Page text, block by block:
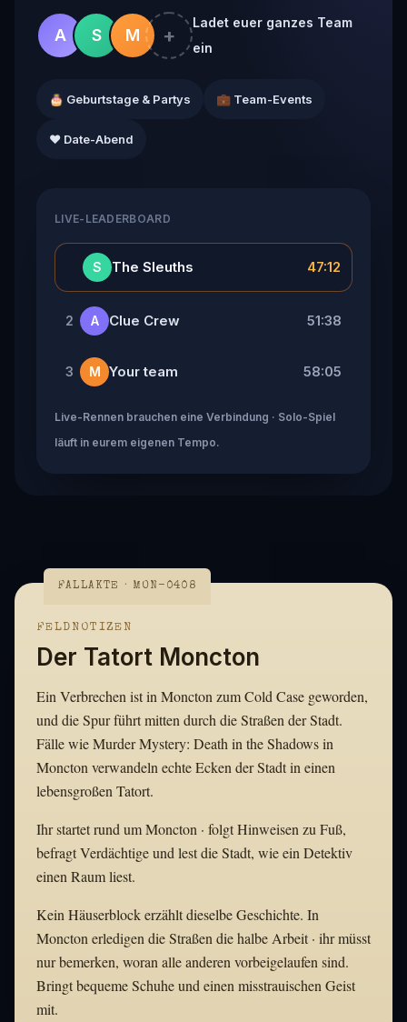
A S M +
Ladet euer ganzes Team
ein
🎂 Geburtstage & Partys 💼 Team-Events
❤️ Date-Abend
LIVE-LEADERBOARD
S The Sleuths 47:12
2 A Clue Crew 51:38
3 M Your team 58:05
Live-Rennen brauchen eine Verbindung · Solo-Spiel
läuft in eurem eigenen Tempo.
FALLAKTE · MON-0408
FELDNOTIZEN
Der Tatort Moncton
Ein Verbrechen ist in Moncton zum Cold Case geworden,
und die Spur führt mitten durch die Straßen der Stadt.
Fälle wie Murder Mystery: Death in the Shadows in
Moncton verwandeln echte Ecken der Stadt in einen
lebensgroßen Tatort.
Ihr startet rund um Moncton · folgt Hinweisen zu Fuß,
befragt Verdächtige und lest die Stadt, wie ein Detektiv
einen Raum liest.
Kein Häuserblock erzählt dieselbe Geschichte. In
Moncton erledigen die Straßen die halbe Arbeit · ihr müsst
nur bemerken, woran alle anderen vorbeigelaufen sind.
Bringt bequeme Schuhe und einen misstrauischen Geist
mit.